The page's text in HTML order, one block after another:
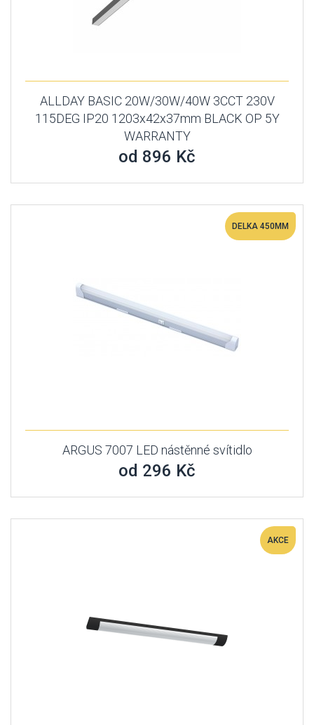
ALLDAY BASIC 20W/30W/40W 3CCT 230V
115DEG IP20 1203x42x37mm BLACK OP 5Y
WARRANTY
od 896 Kč
DELKA 450MM
ARGUS 7007 LED nástěnné svítidlo
od 296 Kč
AKCE